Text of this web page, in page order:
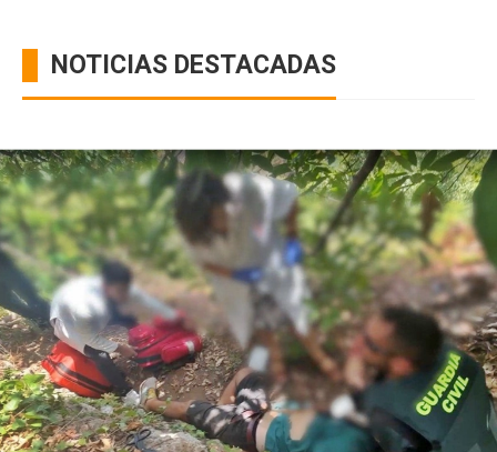
NOTICIAS DESTACADAS